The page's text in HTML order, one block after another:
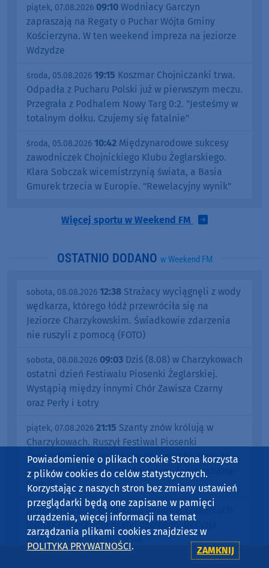
piątek, 07.08.2026 09:10 Wodniacy Garczyn
zapraszają na Regaty o Puchar Wójta Gminy
Kościerzyna. W ten weekend impreza na jeziorze
Wdzydze
środa, 05.08.2026 19:15 Koszmar Chojniczanki trwa.
Odpadła z Pucharu Polski już w pierwszym meczu.
Przegrała z Podhalem Nowy Targ 0:2. "Jesteśmy w
totalnym dołku. Czujemy się fatalnie"
środa, 05.08.2026 10:42 Międzynarodowe sukcesy
zawodniczek Chojnickiego Klubu Żeglarskiego.
Klara Sobczak wicemistrzynią świata, a Basia
Gmurek trzecia w Europie. "Rewelacyjny wynik"
Więcej sportu w Weekend FM
OSTATNIO DODANO w Weekend FM
sobota, 08.08.2026 12:38 Strażacy wyciągnęli z wody
wędkarza, którego łódź przewróciła się na
Jeziorze Charzykowskim. Świadkowie zdarzenia
nie ruszyli z pomocą (FOTO)
sobota, 08.08.2026 09:03 Dziś (8.08) w Charzykowach
ostatni dzień Festiwalu Piosenki Żeglarskiej.
Wystąpią między innymi Chór Zawisza Czarny
oraz Perły i Łotry
piątek, 07.08.2026 21:15 Szanty znów królują w
Charzykowach. Ruszył Festiwal Piosenki
Żeglarskiej. "Jak by było nudno, nikt by mnie tu
nie zobaczył. Jest fajna atmosfera, fajna zabawa"
(FOTO)
piątek, 07.08.2026 13:08Rada Gminy w Chojnicach
jednak nie przyjęła planu ogólnego. Decyzja
została odsunięta w czasie
"Żeglarstwo uczy
Powiadomienie o plikach cookie Strona korzysta
z plików cookies do celów statystycznych.
Korzystając z naszych stron bez zmiany ustawień
przeglądarki będą one zapisane w pamięci
urządzenia, więcej informacji na temat
zarządzania plikami cookies znajdziesz w
POLITYKA PRYWATNOŚCI. ZAMKNIJ